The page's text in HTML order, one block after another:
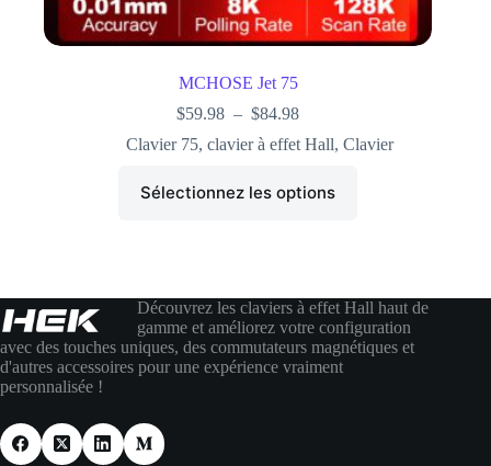
MCHOSE Jet 75
$59.98 – $84.98
Clavier 75,clavier à effet Hall,Clavier
Sélectionnez les options
Découvrez les claviers à effet Hall haut de
gamme et améliorez votre configuration
avec des touches uniques, des commutateurs magnétiques et
d'autres accessoires pour une expérience vraiment
personnalisée !